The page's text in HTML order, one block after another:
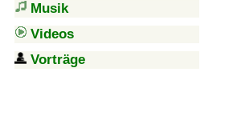
Musik
Videos
Vorträge